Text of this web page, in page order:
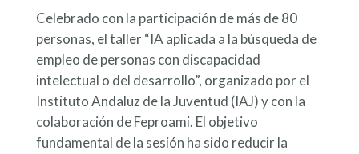
Celebrado con la participación de más de 80
personas, el taller “IA aplicada a la búsqueda de
empleo de personas con discapacidad
intelectual o del desarrollo”, organizado por el
Instituto Andaluz de la Juventud (IAJ) y con la
colaboración de Feproami. El objetivo
fundamental de la sesión ha sido reducir la